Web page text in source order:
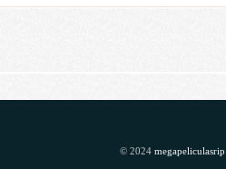
© 2024 megapeliculasrip